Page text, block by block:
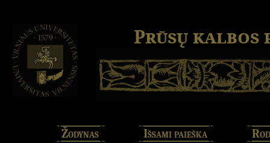
Prūsų kalbos
Žodynas Išsami paieška